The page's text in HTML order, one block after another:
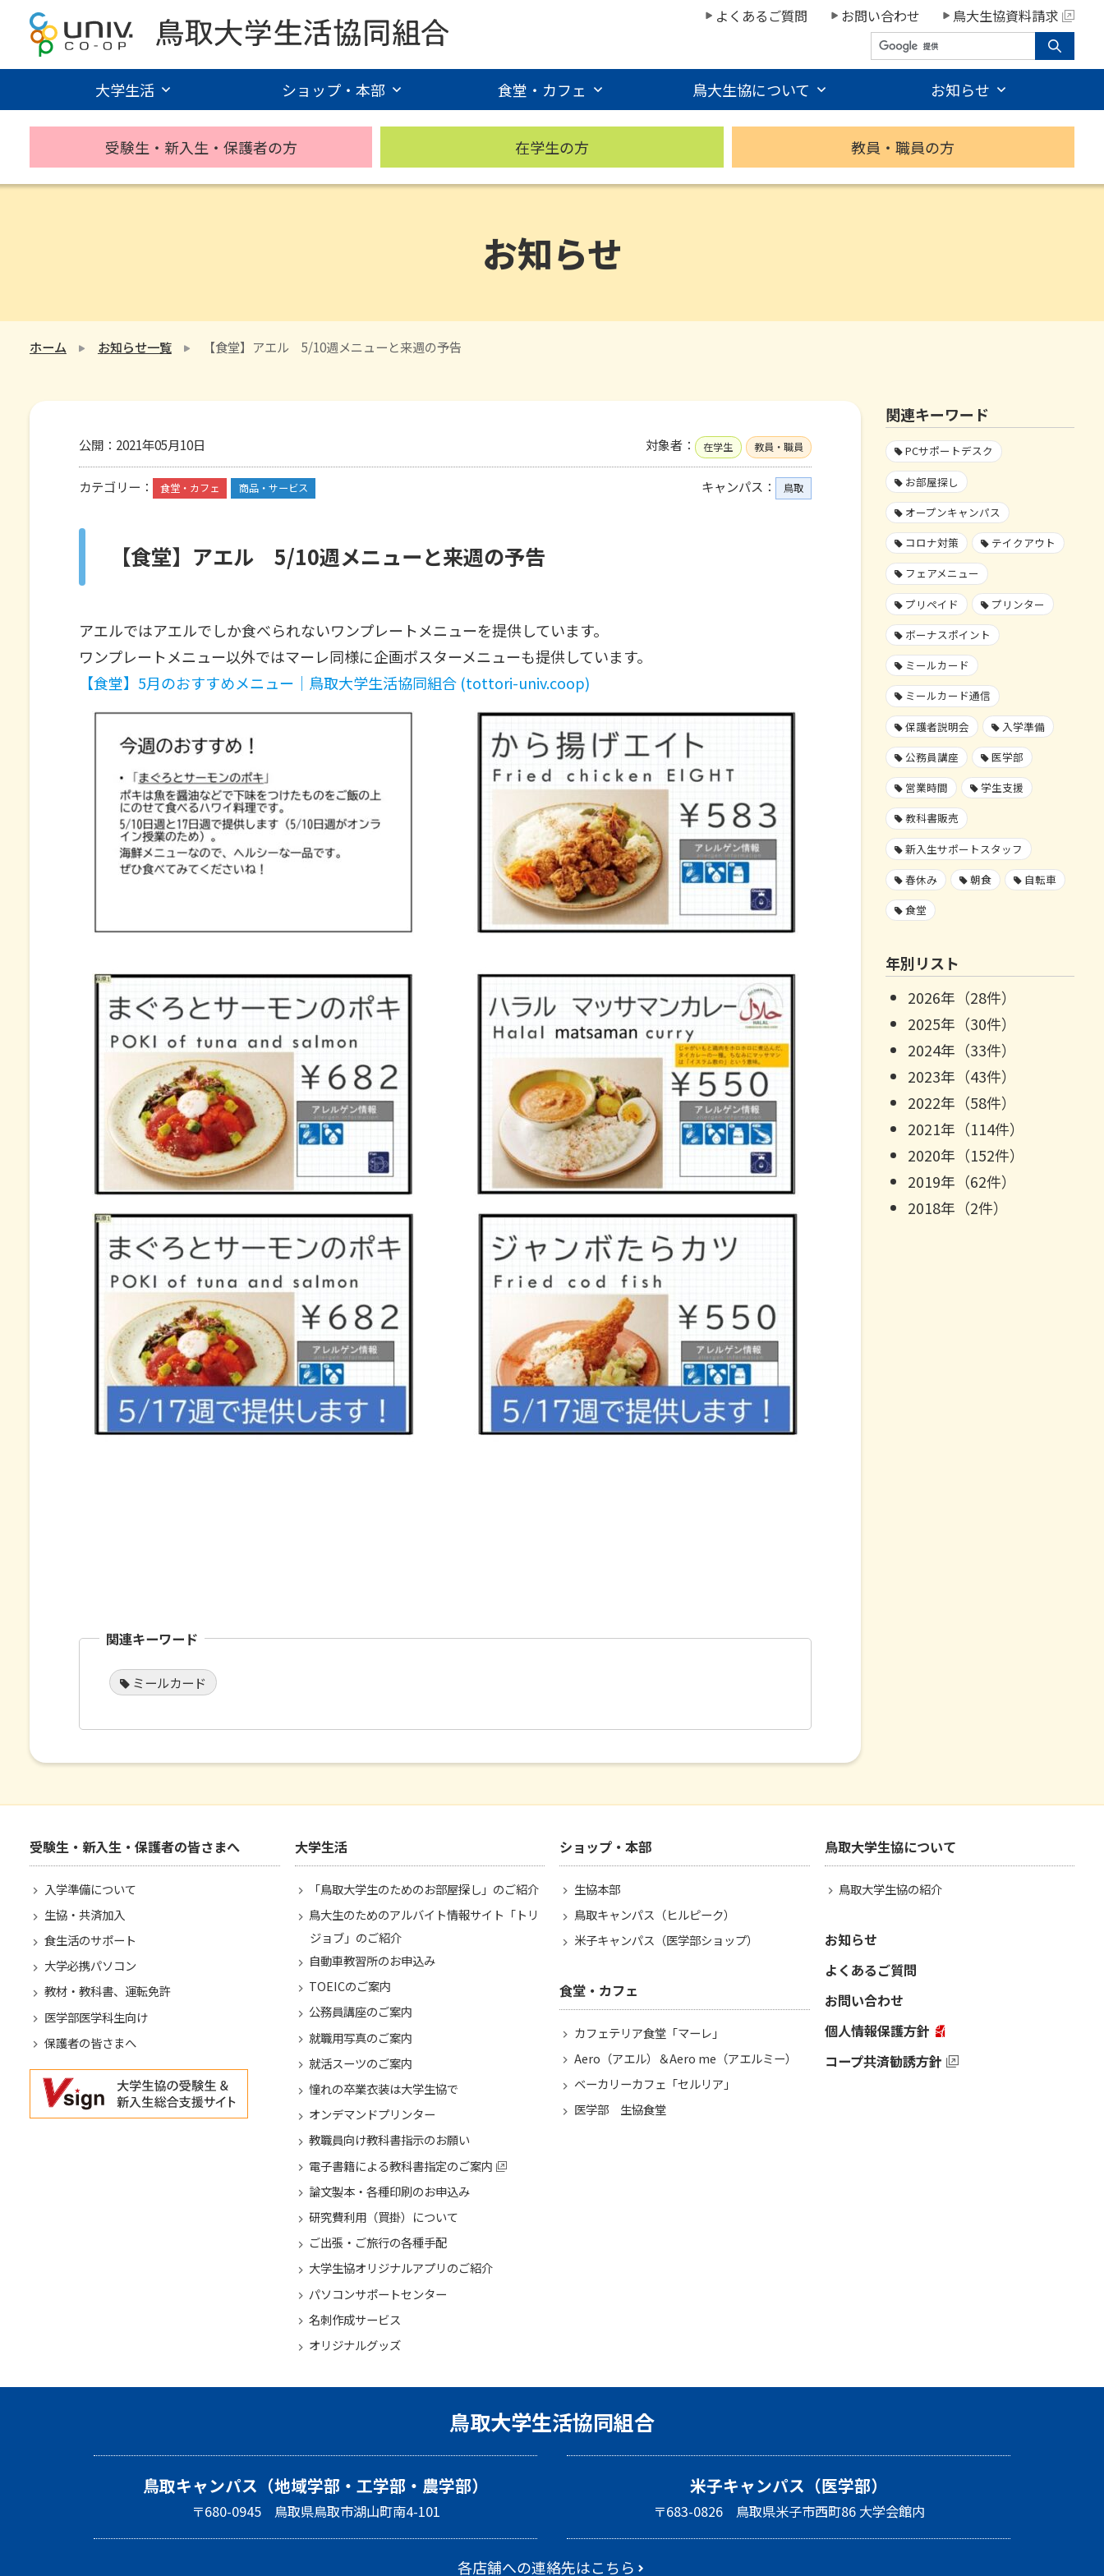
よくあるご質問 お問い合わせ 鳥大生協資料請求
大学生活 ショップ・本部 食堂・カフェ 鳥大生協について お知らせ
受験生・新入生・保護者の方 在学生の方 教員・職員の方
お知らせ
ホーム お知らせ一覧 【食堂】アエル 5/10週メニューと来週の予告
公開： 2021年05月10日 対象者： 在学生 教員・職員
カテゴリー： 食堂・カフェ 商品・サービス キャンパス： 鳥取
【食堂】アエル 5/10週メニューと来週の予告
アエルではアエルでしか食べられないワンプレートメニューを提供しています。
ワンプレートメニュー以外ではマーレ同様に企画ポスターメニューも提供しています。
【食堂】5月のおすすめメニュー｜鳥取大学生活協同組合 (tottori-univ.coop)
関連キーワード
ミールカード
関連キーワード
PCサポートデスク
お部屋探し
オープンキャンパス
コロナ対策
テイクアウト
フェアメニュー
プリペイド
プリンター
ボーナスポイント
ミールカード
ミールカード通信
保護者説明会
入学準備
公務員講座
医学部
営業時間
学生支援
教科書販売
新入生サポートスタッフ
春休み
朝食
自転車
食堂
年別リスト
2026年（28件）
2025年（30件）
2024年（33件）
2023年（43件）
2022年（58件）
2021年（114件）
2020年（152件）
2019年（62件）
2018年（2件）
受験生・新入生・保護者の皆さまへ
入学準備について
生協・共済加入
食生活のサポート
大学必携パソコン
教材・教科書、運転免許
医学部医学科生向け
保護者の皆さまへ
大学生活
「鳥取大学生のためのお部屋探し」のご紹介
鳥大生のためのアルバイト情報サイト「トリ
ジョブ」のご紹介
自動車教習所のお申込み
TOEICのご案内
公務員講座のご案内
就職用写真のご案内
就活スーツのご案内
憧れの卒業衣装は大学生協で
オンデマンドプリンター
教職員向け教科書指示のお願い
電子書籍による教科書指定のご案内
論文製本・各種印刷のお申込み
研究費利用（買掛）について
ご出張・ご旅行の各種手配
大学生協オリジナルアプリのご紹介
パソコンサポートセンター
名刺作成サービス
オリジナルグッズ
ショップ・本部
生協本部
鳥取キャンパス（ヒルピーク）
米子キャンパス（医学部ショップ）
食堂・カフェ
カフェテリア食堂「マーレ」
Aero（アエル）＆Aero me（アエルミー）
ベーカリーカフェ「セルリア」
医学部 生協食堂
鳥取大学生協について
鳥取大学生協の紹介
お知らせ
よくあるご質問
お問い合わせ
個人情報保護方針
コープ共済勧誘方針
鳥取大学生活協同組合
鳥取キャンパス（地域学部・工学部・農学部）
〒680-0945 鳥取県鳥取市湖山町南4-101
米子キャンパス（医学部）
〒683-0826 鳥取県米子市西町86 大学会館内
各店舗への連絡先はこちら